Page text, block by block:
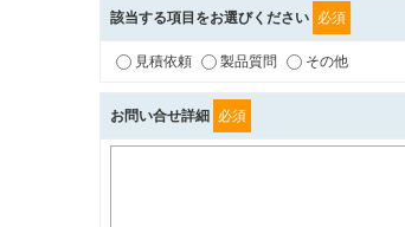
該当する項目をお選びください 必須
見積依頼 製品質問 その他
お問い合せ詳細 必須